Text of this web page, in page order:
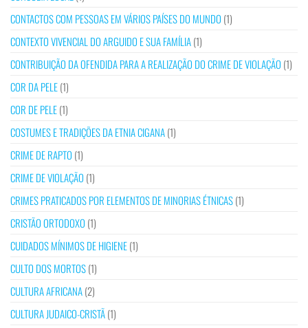
CONTACTOS COM PESSOAS EM VÁRIOS PAÍSES DO MUNDO (1)
CONTEXTO VIVENCIAL DO ARGUIDO E SUA FAMÍLIA(1)
CONTRIBUIÇÃO DA OFENDIDA PARA A REALIZAÇÃO DO CRIME DE VIOLAÇÃO (1)
COR DA PELE(1)
COR DE PELE(1)
COSTUMES E TRADIÇÕES DA ETNIA CIGANA(1)
CRIME DE RAPTO (1)
CRIME DE VIOLAÇÃO (1)
CRIMES PRATICADOS POR ELEMENTOS DE MINORIAS ÉTNICAS(1)
CRISTÃO ORTODOXO (1)
CUIDADOS MÍNIMOS DE HIGIENE(1)
CULTO DOS MORTOS(1)
CULTURA AFRICANA(2)
CULTURA JUDAICO-CRISTÃ(1)